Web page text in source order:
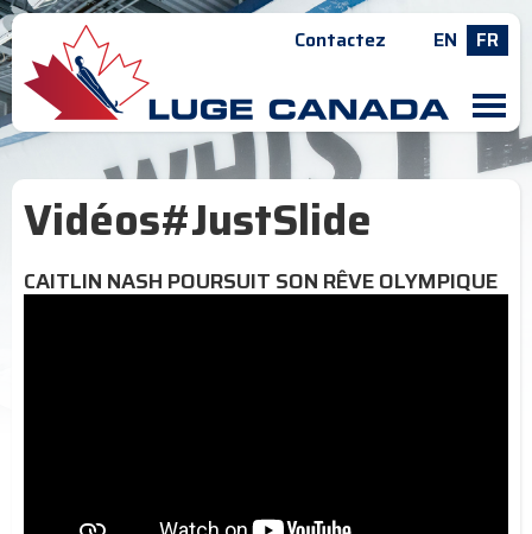
Contactez EN FR
M
Vidéos#JustSlide
CAITLIN NASH POURSUIT SON RÊVE OLYMPIQUE